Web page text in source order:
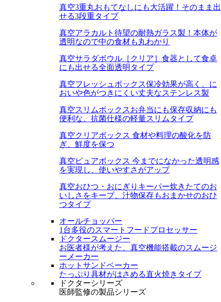
真空3重丸おもてなしにも大活躍！そのまま出
せる3段重タイプ
真空アラカルト 待望の耐熱ガラス製！本体が
透明なので中の食材も丸わかり
真空サラダボウル［クリア］ 食器として食卓
にも出せる全面透明タイプ
真空フレッシュボックス保冷効果が高く、に
おいや色がつきにくい丈夫なステンレス製
真空スリムボックスお弁当にも保存収納にも
便利な、抗菌仕様の軽量スリムタイプ
真空クリアボックス 食材や料理の酸化を防
ぎ、鮮度を保つ
真空ピュアボックス 今までになかった透明感
を実現し、使いやすさがアップ
真空おひつ・おにぎりキーパー炊きたてのお
いしさをキープ、汁物保存もおまかせのおひ
つタイプ
オールチョッパー
1台多役のスマートフードプロセッサー
ドクタースムージー
お医者様が考えた、真空機能搭載のスムージ
ーメーカー
ホットサンドベーカー
たっぷり具材がはさめる直火焼きタイプ
ドクターシリーズ
医師監修の製品シリーズ